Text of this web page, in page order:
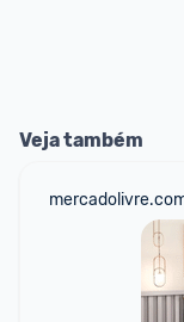
Veja também